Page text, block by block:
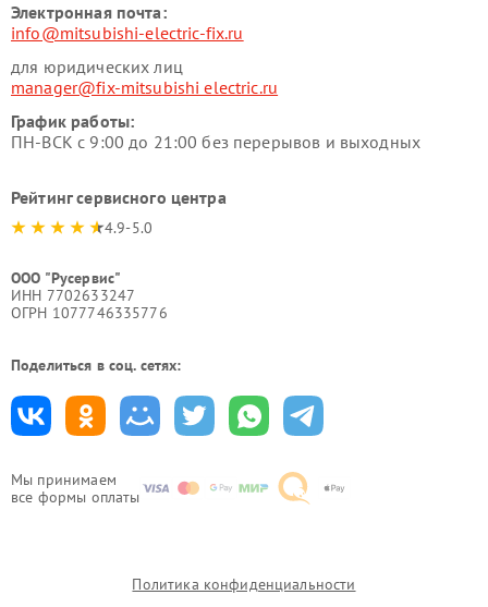
Мы принимаем
все формы оплаты
Электронная почта:
info@mitsubishi-electric-fix.ru
для юридических лиц
manager@fix-mitsubishi electric.ru
График работы:
ПН-ВСК с 9:00 до 21:00 без перерывов и выходных
Рейтинг сервисного центра
4.9-5.0
ООО "Русервис"
ИНН 7702633247
ОГРН 1077746335776
Поделиться в соц. сетях:
Политика конфиденциальности